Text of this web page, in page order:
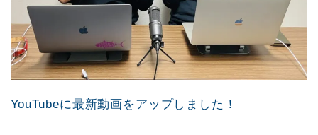
YouTubeに最新動画をアップしました！